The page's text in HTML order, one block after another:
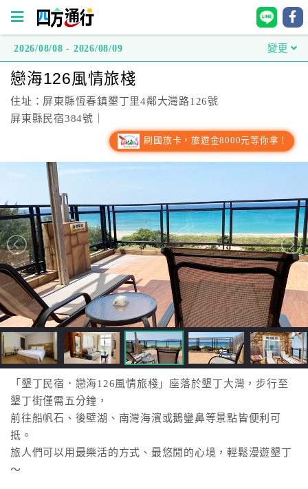
方
通
行
灣
訂
房
直
接
跟
飯
店
訂
房
HOT
特
2026/08/08 - 2026/08/09 變更
戀海126風情旅棧
住址：屏東縣恆春鎮墾丁里4鄰大灣路126號
屏東縣民宿384號｜
刷國旅卡，旅遊金8000元等你拿！
「墾丁民宿．戀海126風情旅棧」座落於墾丁大灣，步行至
墾丁街僅需五分鐘，
前往船帆石、後壁湖、南灣海濱或鵝鑾鼻等景點皆便利可
抵。
旅人們可以用最樂活的方式、最悠閒的心境，輕鬆漫遊墾丁
～